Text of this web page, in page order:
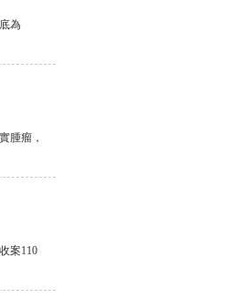
為
腫瘤，
案110